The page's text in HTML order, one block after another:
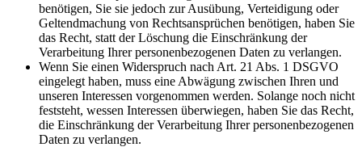
benötigen, Sie sie jedoch zur Ausübung, Verteidigung oder
Geltendmachung von Rechtsansprüchen benötigen, haben Sie
das Recht, statt der Löschung die Einschränkung der
Verarbeitung Ihrer personenbezogenen Daten zu verlangen.
Wenn Sie einen Widerspruch nach Art. 21 Abs. 1 DSGVO
eingelegt haben, muss eine Abwägung zwischen Ihren und
unseren Interessen vorgenommen werden. Solange noch nicht
feststeht, wessen Interessen überwiegen, haben Sie das Recht,
die Einschränkung der Verarbeitung Ihrer personenbezogenen
Daten zu verlangen.